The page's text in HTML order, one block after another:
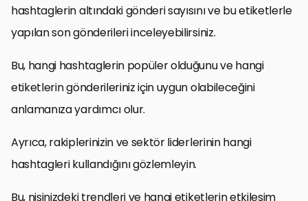
hashtaglerin altındaki gönderi sayısını ve bu etiketlerle
yapılan son gönderileri inceleyebilirsiniz.
Bu, hangi hashtaglerin popüler olduğunu ve hangi
etiketlerin gönderileriniz için uygun olabileceğini
anlamanıza yardımcı olur.
Ayrıca, rakiplerinizin ve sektör liderlerinin hangi
hashtagleri kullandığını gözlemleyin.
Bu, nişinizdeki trendleri ve hangi etiketlerin etkileşim